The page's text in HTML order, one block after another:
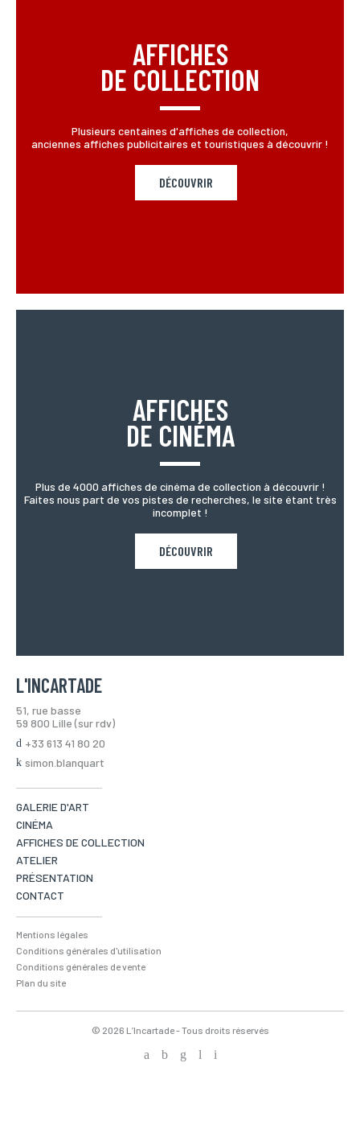
AFFICHES
DE COLLECTION
Plusieurs centaines d'affiches de collection,
anciennes affiches publicitaires et touristiques à découvrir !
DÉCOUVRIR
AFFICHES
DE CINÉMA
Plus de 4000 affiches de cinéma de collection à découvrir !
Faites nous part de vos pistes de recherches, le site étant très
incomplet !
DÉCOUVRIR
L'INCARTADE
51, rue basse
59 800 Lille (sur rdv)
+33 613 41 80 20
simon.blanquart
GALERIE D'ART
CINÉMA
AFFICHES DE COLLECTION
ATELIER
PRÉSENTATION
CONTACT
Mentions légales
Conditions générales d'utilisation
Conditions générales de vente
Plan du site
© 2026 L’Incartade - Tous droits réservés